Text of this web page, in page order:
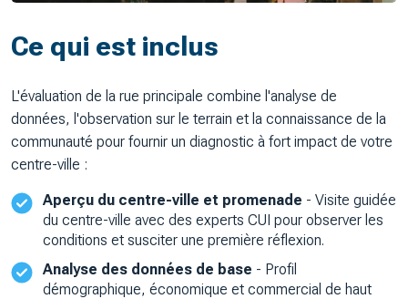
Ce qui est inclus
L'évaluation de la rue principale combine l'analyse de
données, l'observation sur le terrain et la connaissance de la
communauté pour fournir un diagnostic à fort impact de votre
centre-ville :
Aperçu du centre-ville et promenade - Visite guidée
du centre-ville avec des experts CUI pour observer les
conditions et susciter une première réflexion.
Analyse des données de base - Profil
démographique, économique et commercial de haut